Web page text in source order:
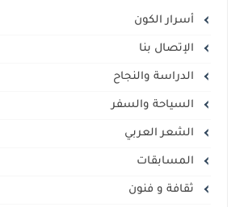
أسرار الكون
الإتصال بنا
الدراسة والنجاح
السياحة والسفر
الشعر العربي
المسابقات
ثقافة و فنون